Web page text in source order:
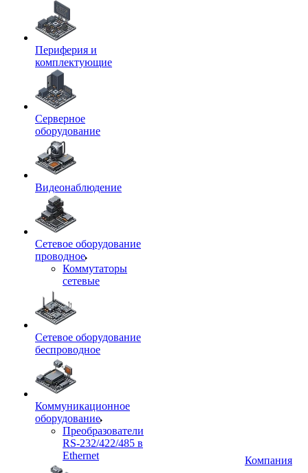
Периферия и
комплектующие
Серверное
оборудование
Видеонаблюдение
Сетевое оборудование
проводное
Коммутаторы
сетевые
Сетевое оборудование
беспроводное
Коммуникационное
оборудование
Преобразователи
RS-232/422/485 в
Ethernet
Компания